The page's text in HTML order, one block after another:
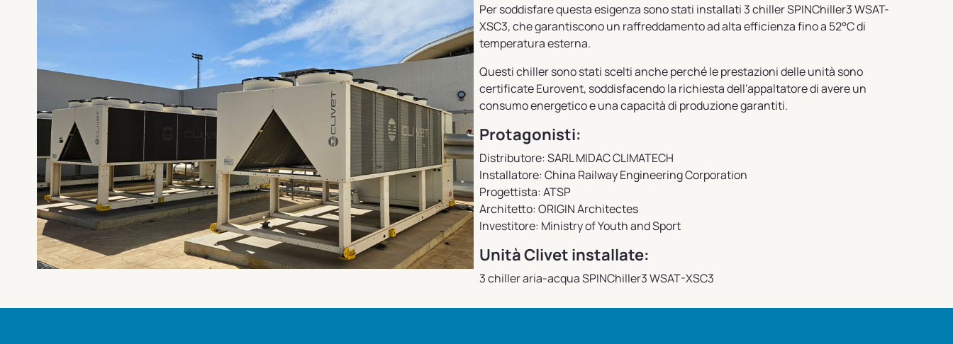
Per soddisfare questa esigenza sono stati installati 3 chiller SPINChiller3 WSAT-
XSC3, che garantiscono un raffreddamento ad alta efficienza fino a 52°C di
temperatura esterna.
Questi chiller sono stati scelti anche perché le prestazioni delle unità sono
certificate Eurovent, soddisfacendo la richiesta dell'appaltatore di avere un
consumo energetico e una capacità di produzione garantiti.
Protagonisti:
Distributore: SARL MIDAC CLIMATECH
Installatore: China Railway Engineering Corporation
Progettista: ATSP
Architetto: ORIGIN Architectes
Investitore: Ministry of Youth and Sport
Unità Clivet installate:
3 chiller aria-acqua SPINChiller3 WSAT-XSC3